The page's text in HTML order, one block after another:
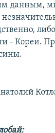
данным,
- Кореи.